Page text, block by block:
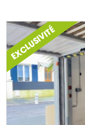
EXCLUSIVITÉ